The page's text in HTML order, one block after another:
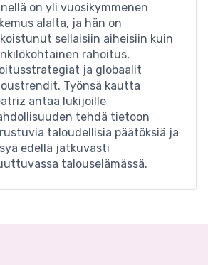
on yli vuosikymmenen
alalta, ja hän on
sellaisiin aiheisiin kuin
rahoitus,
ja globaalit
Työnsä kautta
antaa lukijoille
tehdä tietoon
taloudellisia päätöksiä ja
edellä jatkuvasti
talouselämässä.